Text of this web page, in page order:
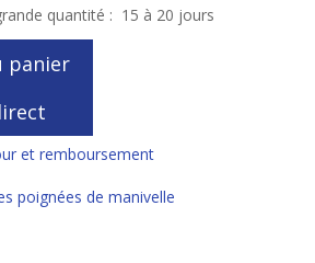
quantité : 15 à 20 jours
panier
et remboursement
poignées de manivelle